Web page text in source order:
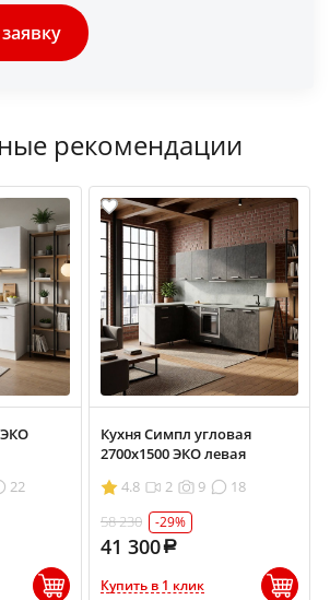
рекомендации
22
Кухня Симпл угловая
2700х1500 ЭКО левая
4.8
2 9
18
58 230
-29%
41 300
Купить в 1 клик